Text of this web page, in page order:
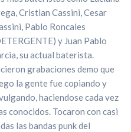
Cristian Cassini, Cesar
Pablo Roncales
y Juan Pablo
su actual baterista.
grabaciones demo que
la gente fue copiando y
haciendose cada vez
conocidos. Tocaron con casi
las bandas punk del